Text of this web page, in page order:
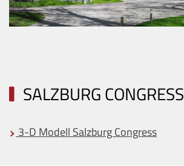
SALZBURG CONGRESS
3-D Modell Salzburg Congress